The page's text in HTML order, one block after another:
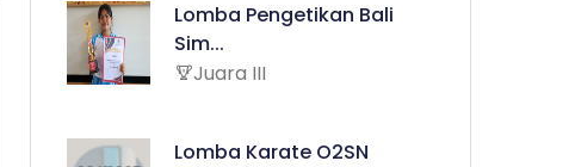
Lomba Pengetikan Bali
Sim...
Juara III
Lomba Karate O2SN